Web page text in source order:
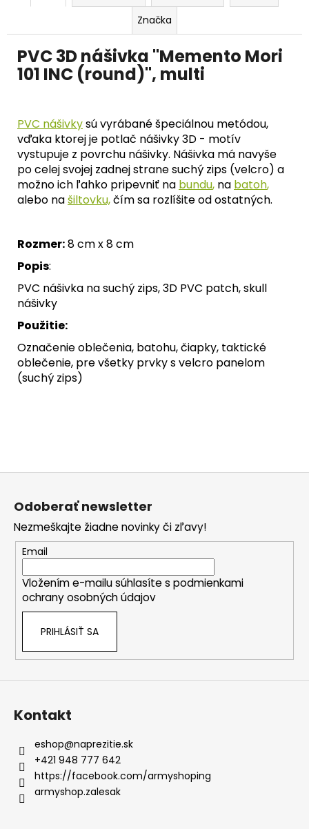
Značka
PVC 3D nášivka "Memento Mori
101 INC (round)", multi
PVC nášivkysú vyrábané špeciálnou metódou,
vďaka ktorej je potlač nášivky 3D - motív
vystupuje z povrchu nášivky. Nášivka má navyše
po celej svojej zadnej strane suchý zips (velcro) a
možno ich ľahko pripevniť na bundu, na batoh,
alebo našiltovku,čím sa rozlíšite od ostatných.
Rozmer:8 cm x 8 cm
Popis:
PVC nášivka na suchý zips, 3D PVC patch, skull
nášivky
Použitie:
Označenie oblečenia, batohu, čiapky, taktické
oblečenie, pre všetky prvky s velcro panelom
(suchý zips)
Odoberať newsletter
Nezmeškajte žiadne novinky či zľavy!
Email
Vložením e-mailu súhlasíte s podmienkami
ochrany osobných údajov
PRIHLÁSIŤ SA
Kontakt
eshop@naprezitie.sk
+421 948 777 642
https://facebook.com/armyshoping
armyshop.zalesak